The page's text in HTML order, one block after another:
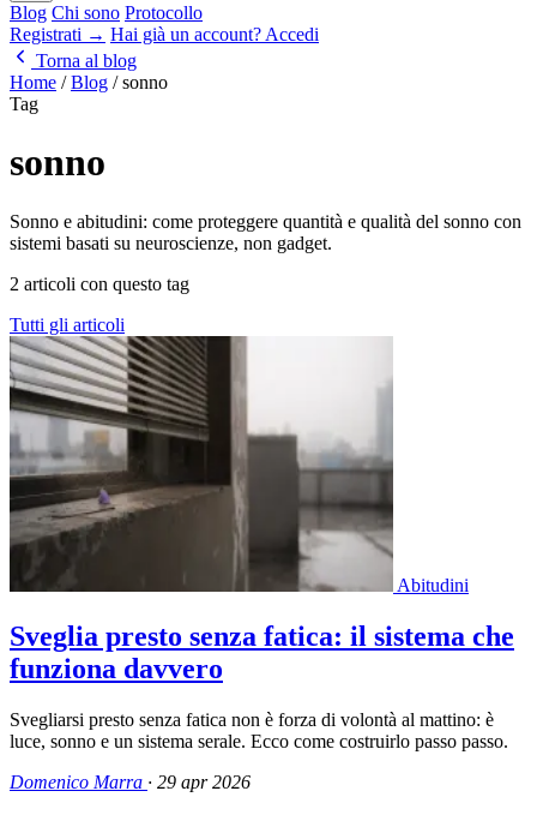
Blog Chi sono Protocollo
Registrati → Hai già un account? Accedi
Torna al blog
Home / Blog / sonno
Tag
sonno
Sonno e abitudini: come proteggere quantità e qualità del sonno con
sistemi basati su neuroscienze, non gadget.
2 articoli con questo tag
Tutti gli articoli
Abitudini
Sveglia presto senza fatica: il sistema che
funziona davvero
Svegliarsi presto senza fatica non è forza di volontà al mattino: è
luce, sonno e un sistema serale. Ecco come costruirlo passo passo.
Domenico Marra · 29 apr 2026